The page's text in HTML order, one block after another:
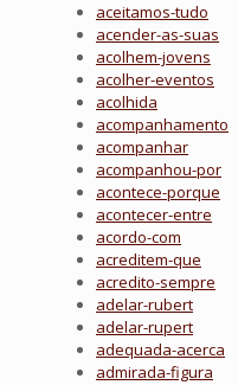
aceitamos-tudo
acender-as-suas
acolhem-jovens
acolher-eventos
acolhida
acompanhamento
acompanhar
acompanhou-por
acontece-porque
acontecer-entre
acordo-com
acreditem-que
acredito-sempre
adelar-rubert
adelar-rupert
adequada-acerca
admirada-figura